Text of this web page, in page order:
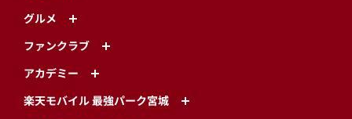
グルメ
ファンクラブ
アカデミー
楽天モバイル 最強パーク宮城